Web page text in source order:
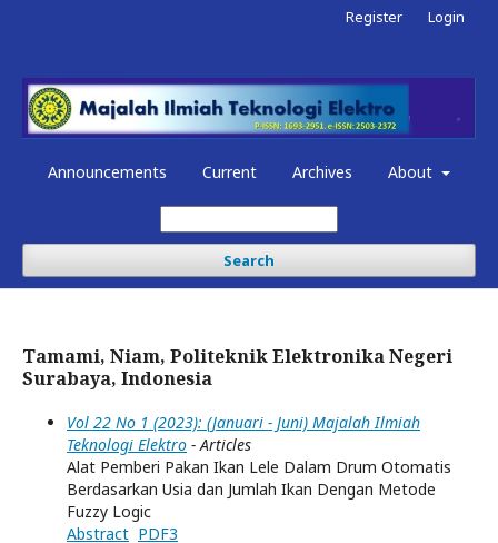
Announcements Current Archives About
Search
Register Login
Tamami, Niam, Politeknik Elektronika Negeri
Surabaya, Indonesia
Vol 22 No 1 (2023): (Januari - Juni) Majalah Ilmiah
Teknologi Elektro - Articles
Alat Pemberi Pakan Ikan Lele Dalam Drum Otomatis
Berdasarkan Usia dan Jumlah Ikan Dengan Metode
Fuzzy Logic
Abstract PDF3